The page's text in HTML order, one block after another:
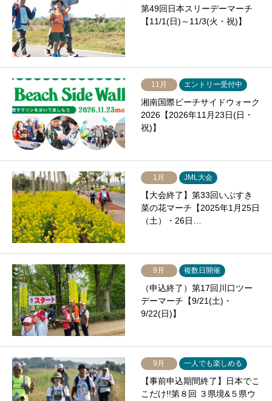
第49回日本スリーデーマーチ
【11/1(日)～11/3(火・祝)】
11月 エントリー受付中
湘南国際ビーチサイドウォーク
2026【2026年11月23日(日・
祝)】
1月 JML大会
【大会終了】第33回いぶすき
菜の花マーチ【2025年1月25日
（土）・26日…
9月 複数日開催
（申込終了）第17回川口ツー
デーマーチ【9/21(土)・
9/22(日)】
9月 一人でも楽しめる
【事前申込期間終了】日本でこ
こだけ!!第８回 ３県境&５県ウ